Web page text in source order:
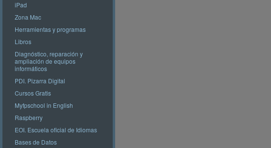
iPad
Zona Mac
Herramientas y programas
Libros
Diagnóstico, reparación y
ampliación de equipos
informáticos
PDI. Pizarra Digital
Cursos Gratis
Myfpschool in English
Raspberry
EOI. Escuela oficial de Idiomas
Bases de Datos